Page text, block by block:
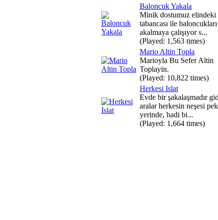
Baloncuk Yakala
Minik dostumuz elindeki
tabancası ile baloncukları
akalmaya çalışıyor s...
(Played: 1,563 times)
Mario Altin Topla
Marioyla Bu Sefer Altin
Toplayin.
(Played: 10,822 times)
Herkesi Islat
Evde bir şakalaşmadır
aralar herkesin neşesi pek
yerinde, hadi bi...
(Played: 1,664 times)